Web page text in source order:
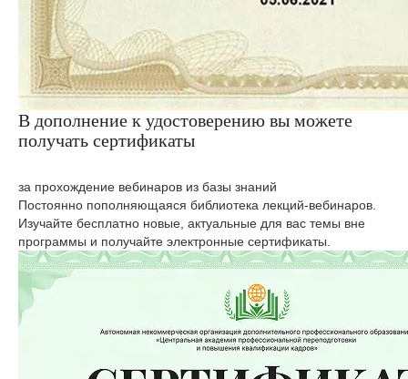
В дополнение к удостоверению вы можете
получать сертификаты
за прохождение вебинаров из базы знаний
Постоянно пополняющаяся библиотека лекций-вебинаров.
Изучайте бесплатно новые, актуальные для вас темы вне
программы и получайте электронные сертификаты.